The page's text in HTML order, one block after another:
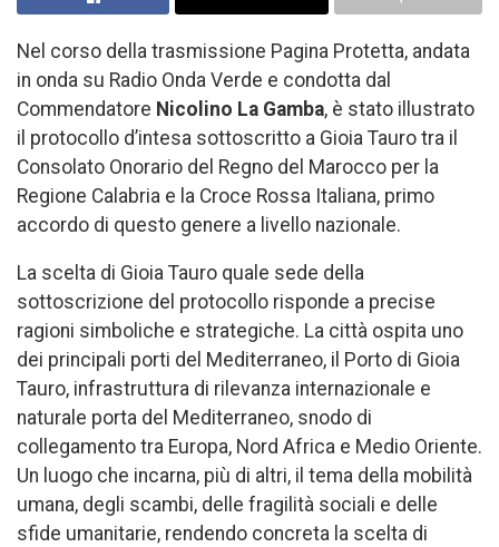
Nel corso della trasmissione Pagina Protetta, andata
in onda su Radio Onda Verde e condotta dal
Commendatore Nicolino La Gamba, è stato illustrato
il protocollo d’intesa sottoscritto a Gioia Tauro tra il
Consolato Onorario del Regno del Marocco per la
Regione Calabria e la Croce Rossa Italiana, primo
accordo di questo genere a livello nazionale.
La scelta di Gioia Tauro quale sede della
sottoscrizione del protocollo risponde a precise
ragioni simboliche e strategiche. La città ospita uno
dei principali porti del Mediterraneo, il Porto di Gioia
Tauro, infrastruttura di rilevanza internazionale e
naturale porta del Mediterraneo, snodo di
collegamento tra Europa, Nord Africa e Medio Oriente.
Un luogo che incarna, più di altri, il tema della mobilità
umana, degli scambi, delle fragilità sociali e delle
sfide umanitarie, rendendo concreta la scelta di